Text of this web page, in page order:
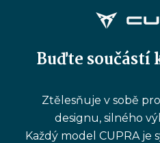
Buďte součástí
Ztělesňuje v sobě
designu, silného
Každý model CUPRA